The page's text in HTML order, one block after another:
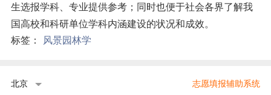
生选报学科、专业提供参考；同时也便于社会各界了解我
国高校和科研单位学科内涵建设的状况和成效。
标签：
风景园林学
北京 志愿填报辅助系统